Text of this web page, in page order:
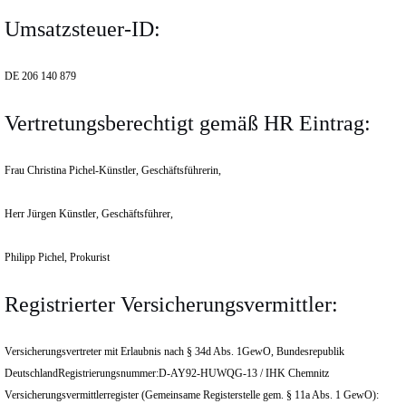
Umsatzsteuer-ID:
DE 206 140 879
Vertretungsberechtigt gemäß HR Eintrag:
Frau Christina Pichel-Künstler, Geschäftsführerin,
Herr Jürgen Künstler, Geschäftsführer,
Philipp Pichel, Prokurist
Registrierter Versicherungsvermittler:
Versicherungsvertreter mit Erlaubnis nach § 34d Abs. 1GewO, Bundesrepublik
DeutschlandRegistrierungsnummer:D-AY92-HUWQG-13 / IHK Chemnitz
Versicherungsvermittlerregister (Gemeinsame Registerstelle gem. § 11a Abs. 1 GewO):